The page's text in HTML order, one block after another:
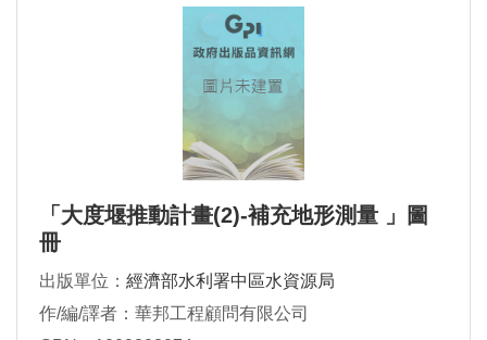
「大度堰推動計畫(2)-補充地形測量 」圖
冊
出版單位： 經濟部水利署中區水資源局
作/編/譯者：華邦工程顧問有限公司